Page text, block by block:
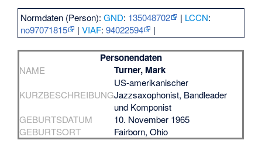
Normdaten (Person):GND: 135048702 | LCCN:
no97071815
|VIAF:94022594 |
Personendaten
NAME Turner, Mark
KURZBESCHREIBUNG
US-amerikanischer
Jazzsaxophonist, Bandleader
und Komponist
GEBURTSDATUM
10. November 1965
GEBURTSORT
Fairborn, Ohio